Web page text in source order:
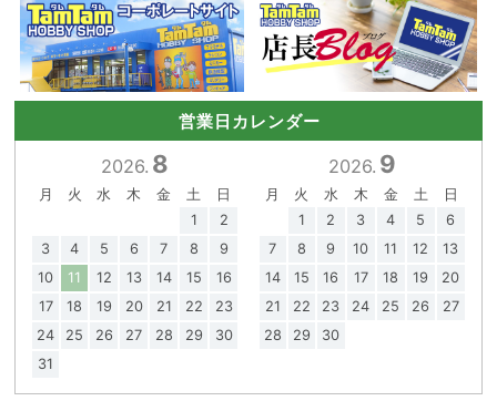
営業日カレンダー
2026. 8
月 火 水 木 金 土
日
1
2
3
4 5 6 7 8
9
10
11 12 13 14 15
16
17
18 19 20 21 22
23
24
25 26 27 28 29
30
31
2026. 9
月 火 水 木 金 土
日
1
2 3 4 5
6
7
8 9 10 11 12
13
14
15 16 17 18 19
20
21
22 23 24 25 26
27
28
29 30